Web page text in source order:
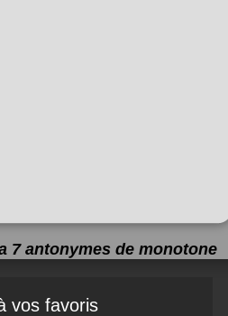
7 antonymes de monotone
vos favoris